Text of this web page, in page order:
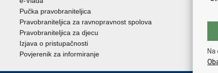
Pučka pravobraniteljica
Pravobraniteljica za ravnopravnost spolova
Pravobraniteljica za djecu
Izjava o pristupačnosti
Povjerenik za informiranje